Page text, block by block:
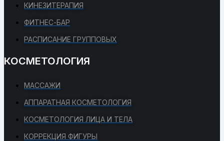
КИНЕЗИТЕРАПИЯ
ФИТНЕС-БАР
РАСПИСАНИЕ ГРУППОВЫХ
КОСМЕТОЛОГИЯ
МАССАЖИ
АППАРАТНАЯ КОСМЕТОЛОГИЯ
КОСМЕТОЛОГИЯ ЛИЦА И ТЕЛА
КОРРЕКЦИЯ ФИГУРЫ